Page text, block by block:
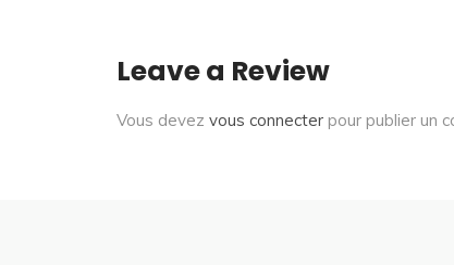
Leave a Review
Vous devez vous connecter pour publier un